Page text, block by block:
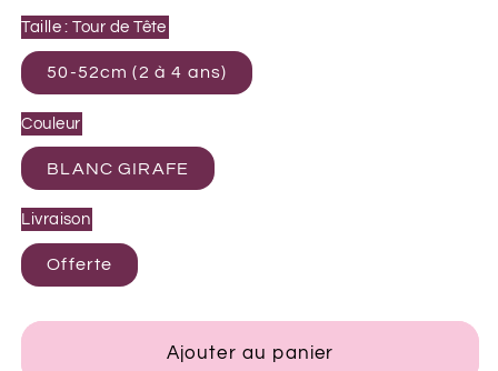
Taille : Tour de Tête
50-52cm (2 à 4 ans)
Couleur
BLANC GIRAFE
Livraison
Offerte
Ajouter au panier